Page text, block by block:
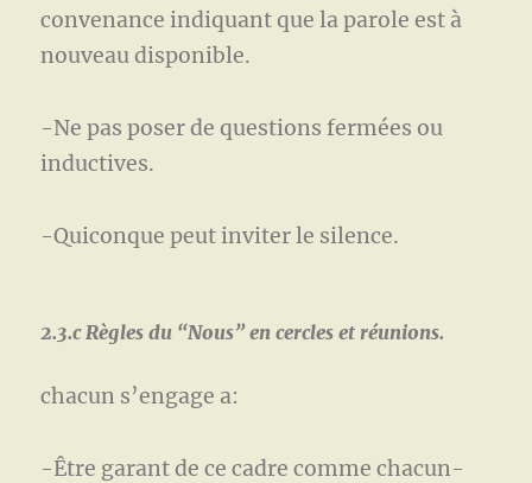
convenance indiquant que la parole est à
nouveau disponible.
-Ne pas poser de questions fermées ou
inductives.
-Quiconque peut inviter le silence.
2.3.c Règles du “Nous” en cercles et réunions.
chacun s’engage a:
-Être garant de ce cadre comme chacun-